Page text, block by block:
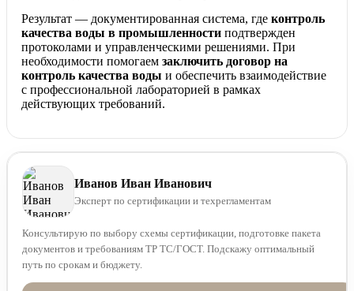
Результат — документированная система, где контроль
качества воды в промышленности подтвержден
протоколами и управленческими решениями. При
необходимости помогаем заключить договор на
контроль качества воды и обеспечить взаимодействие
с профессиональной лабораторией в рамках
действующих требований.
Иванов Иван Иванович
Эксперт по сертификации и техрегламентам
Консультирую по выбору схемы сертификации, подготовке пакета
документов и требованиям ТР ТС/ГОСТ. Подскажу оптимальный
путь по срокам и бюджету.